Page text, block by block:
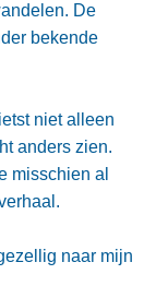
De
bekende
niet alleen
anders zien.
misschien al
naar mijn